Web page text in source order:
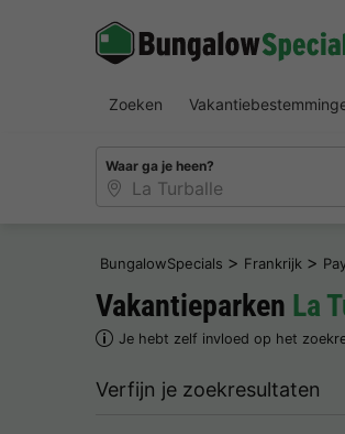
Zoeken
Waar ga je heen?
BungalowSpecials > Frankrijk >
Vakantieparken La
Je hebt zelf invloed op het
Verfijn je zoekresultaten